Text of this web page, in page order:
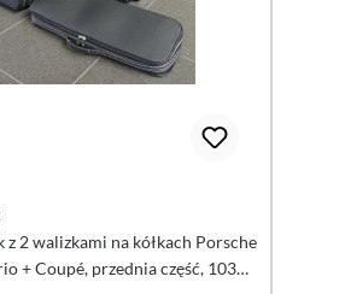
z 2 walizkami na kółkach Porsche
+ Coupé, przednia część, 103